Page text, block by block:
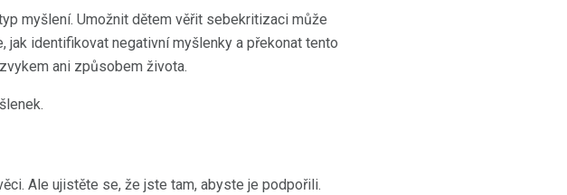
myšlení. Umožnit dětem věřit sebekritizaci může
identifikovat negativní myšlenky a překonat tento
ani způsobem života.
Ale ujistěte se, že jste tam, abyste je podpořili.